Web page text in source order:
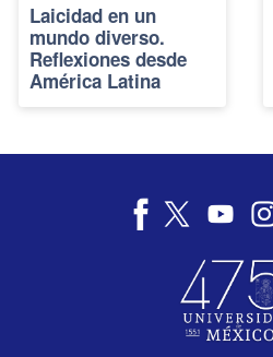
Laicidad en un
mundo diverso.
Reflexiones desde
América Latina